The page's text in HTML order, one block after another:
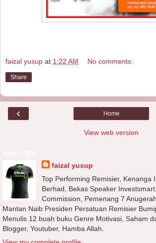
faizal yusup at 1:22 AM No comments:
Share
‹ Home
View web version
faizal yusup
Top Performing Remisier, Kenanga
Berhad, Bekas Speaker
Commission, Pemenang 7
Mantan Naib Presiden Persatuan Remisier
Menulis 12 buah buku Genre Motivasi, Saham
Blogger, Youtuber, Hamba Allah.